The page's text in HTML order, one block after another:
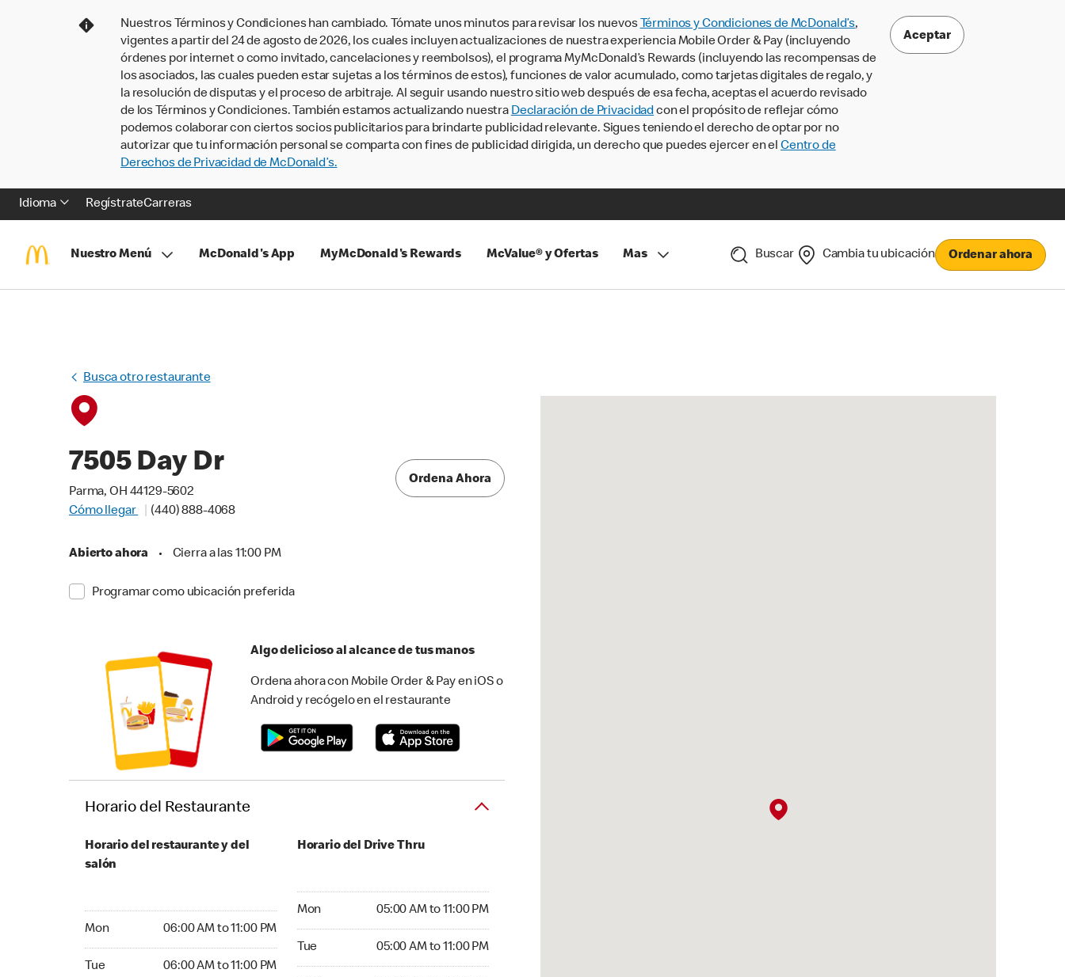
Nuestros Términos y Condiciones han cambiado. Tómate unos minutos para revisar los nuevos Términos y Condiciones de McDonald’s,
vigentes a partir del 24 de agosto de 2026, los cuales incluyen actualizaciones de nuestra experiencia Mobile Order & Pay (incluyendo
órdenes por internet o como invitado, cancelaciones y reembolsos), el programa MyMcDonald’s Rewards (incluyendo las recompensas de
los asociados, las cuales pueden estar sujetas a los términos de estos), funciones de valor acumulado, como tarjetas digitales de regalo, y
la resolución de disputas y el proceso de arbitraje. Al seguir usando nuestro sitio web después de esa fecha, aceptas el acuerdo revisado
de los Términos y Condiciones. También estamos actualizando nuestra Declaración de Privacidadcon el propósito de reflejar cómo
podemos colaborar con ciertos socios publicitarios para brindarte publicidad relevante. Sigues teniendo el derecho de optar por no
autorizar que tu información personal se comparta con fines de publicidad dirigida, un derecho que puedes ejercer en el Centro de
Derechos de Privacidad de McDonald’s.
Aceptar
Idioma RegístrateCarreras
Nuestro Menú McDonald's App MyMcDonald's Rewards McValue® y Ofertas Mas Buscar Cambia tu ubicación Ordenar ahora
Busca otro restaurante
7505 Day Dr
Parma, OH 44129-5602
Cómo llegar
(440) 888-4068
Abierto ahora • Cierra a las 11:00 PM
Programar como ubicación preferida
Ordena Ahora
Algo delicioso al alcance de tus manos
Ordena ahora con Mobile Order & Pay en iOS o
Android y recógelo en el restaurante
Horario del Restaurante
Horario del restaurante y del
salón
Mon 06:00 AM to 11:00 PM
Tue 06:00 AM to 11:00 PM
Horario del Drive Thru
Mon 05:00 AM to 11:00 PM
Tue 05:00 AM to 11:00 PM